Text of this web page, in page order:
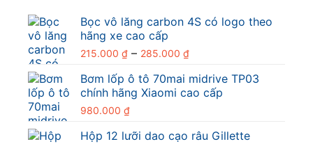
Bọc vô lăng carbon 4S có logo theo
hãng xe cao cấp
215.000 ₫ – 285.000 ₫Khoảng
từ
215.000 ₫
Bơm lốp ô tô 70mai midrive TP03
chính hãng Xiaomi cao cấp
980.000 ₫
Hộp 12 lưỡi dao cạo râu Gillette